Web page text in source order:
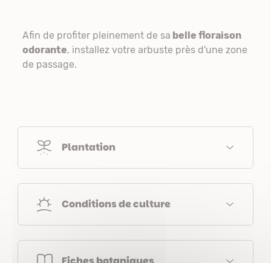
Afin de profiter pleinement de sa belle floraison
odorante, installez votre arbuste près d'une zone
de passage.
Plantation
Conditions de culture